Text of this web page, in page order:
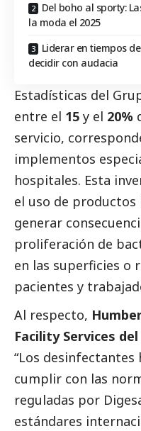
Del boho al sporty:
la moda el 2025
Liderar en tiempos
decidir con audacia
Estadísticas del
entre el 15 y el 20%
servicio,
implementos
hospitales. Esta
el uso de productos
generar
proliferación de
en las superficies o
pacientes y
Al respecto,
Facility Services
“Los
cumplir con las
reguladas por
estándares